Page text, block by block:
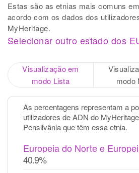
Estas são as etnias mais comuns
acordo com os dados dos
MyHeritage.
Selecionar outro estado dos
Visualização em
modo Lista
modo
As percentagens representam a
utilizadores de ADN do
Pensilvânia que têm essa etnia.
Europeia do Norte e
40.9%